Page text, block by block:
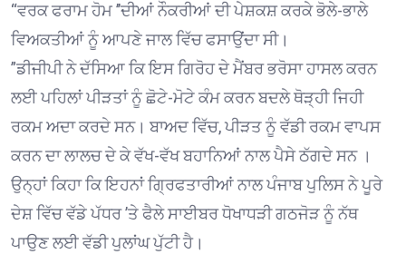
“ਵਰਕ ਫਰਾਮ ਹੋਮ ’’ਦੀਆਂ ਨੌਕਰੀਆਂ ਦੀ ਪੇਸ਼ਕਸ਼ ਕਰਕੇ ਭੋਲੇ-ਭਾਲੇ
ਵਿਅਕਤੀਆਂ ਨੂੰ ਆਪਣੇ ਜਾਲ ਵਿੱਚ ਫਸਾਉਂਦਾ ਸੀ।
”ਡੀਜੀਪੀ ਨੇ ਦੱਸਿਆ ਕਿ ਇਸ ਗਿਰੋਹ ਦੇ ਮੈਂਬਰ ਭਰੋਸਾ ਹਾਸਲ ਕਰਨ
ਲਈ ਪਹਿਲਾਂ ਪੀੜਤਾਂ ਨੂੰ ਛੋਟੇ-ਮੋਟੇ ਕੰਮ ਕਰਨ ਬਦਲੇ ਥੋੜ੍ਹੀ ਜਿਹੀ
ਰਕਮ ਅਦਾ ਕਰਦੇ ਸਨ। ਬਾਅਦ ਵਿੱਚ, ਪੀੜਤ ਨੂੰ ਵੱਡੀ ਰਕਮ ਵਾਪਸ
ਕਰਨ ਦਾ ਲਾਲਚ ਦੇ ਕੇ ਵੱਖ-ਵੱਖ ਬਹਾਨਿਆਂ ਨਾਲ ਪੈਸੇ ਠੱਗਦੇ ਸਨ ।
ਉਨ੍ਹਾਂ ਕਿਹਾ ਕਿ ਇਹਨਾਂ ਗ੍ਰਿਫਤਾਰੀਆਂ ਨਾਲ ਪੰਜਾਬ ਪੁਲਿਸ ਨੇ ਪੂਰੇ
ਦੇਸ਼ ਵਿੱਚ ਵੱਡੇ ਪੱਧਰ ’ਤੇ ਫੈਲੇ ਸਾਈਬਰ ਧੋਖਾਧੜੀ ਗਠਜੋੜ ਨੂੰ ਨੱਥ
ਪਾਉਣ ਲਈ ਵੱਡੀ ਪੁਲਾਂਘ ਪੁੱਟੀ ਹੈ।